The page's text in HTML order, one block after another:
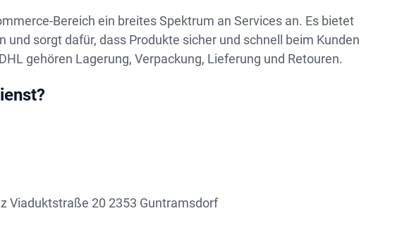
Bereich ein breites Spektrum an Services an. Es bietet
sorgt dafür, dass Produkte sicher und schnell beim Kunden
gehören Lagerung, Verpackung, Lieferung und Retouren.
Viaduktstraße 20 2353 Guntramsdorf